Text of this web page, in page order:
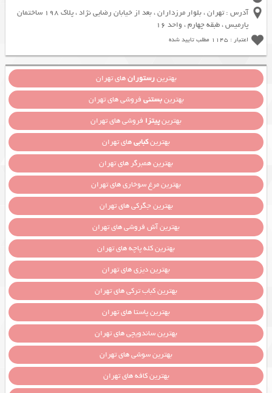
آدرس : تهران ، بلوار مرزداران ، بعد از خیابان رضایی نژاد ، پلاک 198 ساختمان
پارمیس ، طبقه چهارم ، واحد 16
اعتبار : 1145 مطلب تایید شده
بهترینرستورانهای تهران
بهترینبستنی فروشی های تهران
بهترینپیتزا فروشی های تهران
بهترینکبابیهای تهران
بهترین همبرگر های تهران
بهترین مرغ سوخاری های تهران
بهترین جگرکی های تهران
بهترین آش فروشی های تهران
بهترین کله پاچه های تهران
بهترین دیزی های تهران
بهترین کباب ترکی های تهران
بهترین پاستا های تهران
بهترین ساندویچی های تهران
بهترین سوشی های تهران
بهترین کافه های تهران